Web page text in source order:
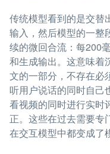
传统模型看到的是交
输入，然后模型的一整
续的微回合流：每200
和生成输出。这意味着
文的一部分，不存在必
听用户说话的同时自
看视频的同时进行实时
正。这些在过去需要专
在交互模型中都变成了